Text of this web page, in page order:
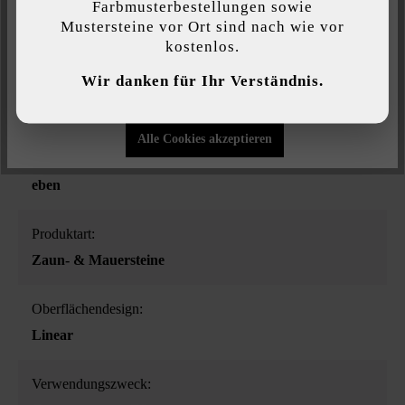
Oberflächenstruktur:
eben
Produktart:
Zaun- & Mauersteine
Oberflächendesign:
Linear
Verwendungszweck:
Individuelle Einstellungen
Alle Cookies akzeptieren
Farbmusterbestellungen sowie
Mustersteine vor Ort sind nach wie vor
kostenlos.
Wir danken für Ihr Verständnis.